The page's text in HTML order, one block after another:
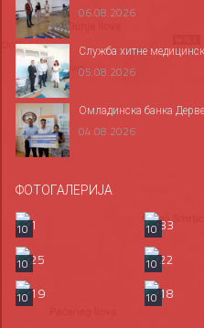
06.08.2026
Служба хитне
05.08.2026
Омладинска банка
04.08.2026
ФОТОГАЛЕРИЈА
10 10
10
10
10
10